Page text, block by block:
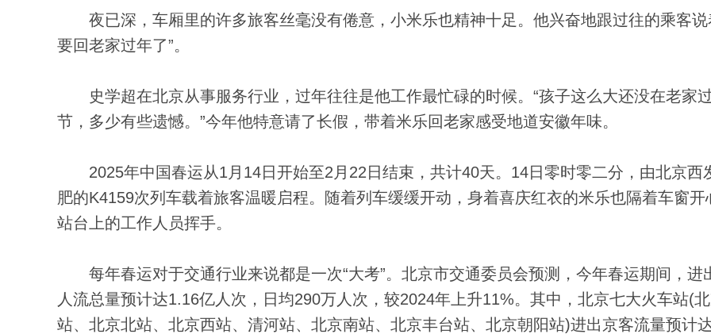
夜已深，车厢里的许多旅客丝毫没有倦意，小米乐也精神十足。他兴奋地跟过往的乘客说
要回老家过年了”。
史学超在北京从事服务行业，过年往往是他工作最忙碌的时候。“孩子这么大还没在老家
节，多少有些遗憾。”今年他特意请了长假，带着米乐回老家感受地道安徽年味。
2025年中国春运从1月14日开始至2月22日结束，共计40天。14日零时零二分，由北京西
肥的K4159次列车载着旅客温暖启程。随着列车缓缓开动，身着喜庆红衣的米乐也隔着车窗开
站台上的工作人员挥手。
每年春运对于交通行业来说都是一次“大考”。北京市交通委员会预测，今年春运期间，进
人流总量预计达1.16亿人次，日均290万人次，较2024年上升11%。其中，北京七大火车站(
站、北京北站、北京西站、清河站、北京南站、北京丰台站、北京朝阳站)进出京客流量预计